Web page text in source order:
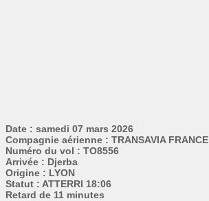
Date : samedi 07 mars 2026
Compagnie aérienne : TRANSAVIA FRANCE
Numéro du vol : TO8556
Arrivée : Djerba
Origine : LYON
Statut : ATTERRI 18:06
Retard de 11 minutes